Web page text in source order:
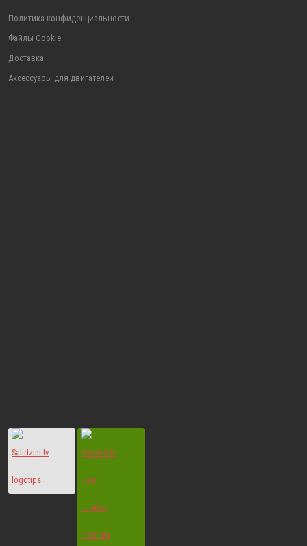
Политика конфиденциальности
Файлы Cookie
Доставка
Аксессуары для двигателей